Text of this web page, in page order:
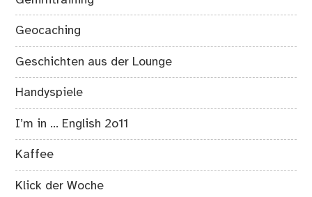
Geocaching
Geschichten aus der Lounge
Handyspiele
I’m in … English 2o11
Kaffee
Klick der Woche